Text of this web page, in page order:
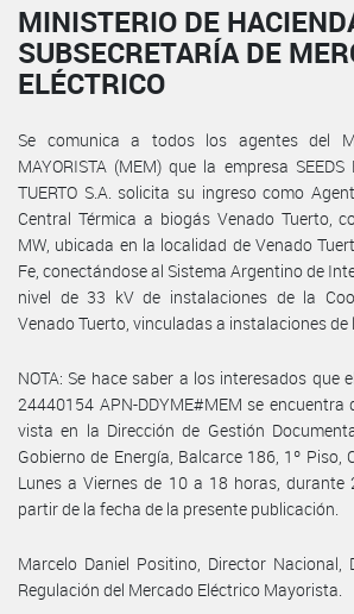
MINISTERIO DE
SUBSECRETARÍA DE
ELÉCTRICO
Se comunica a todos los agentes del
MAYORISTA (MEM) que la empresa SEEDS
TUERTO S.A. solicita su ingreso como
Central Térmica a biogás Venado Tuerto,
MW, ubicada en la localidad de Venado
Fe, conectándose al Sistema Argentino de
nivel de 33 kV de instalaciones de la
Venado Tuerto, vinculadas a instalaciones de
NOTA: Se hace saber a los interesados que
24440154 APN-DDYME#MEM se
vista en la Dirección de Gestión
Gobierno de Energía, Balcarce 186, 1º Piso,
Lunes a Viernes de 10 a 18 horas, durante
partir de la fecha de la presente publicación.
Marcelo Daniel Positino, Director Nacional,
Regulación del Mercado Eléctrico Mayorista.